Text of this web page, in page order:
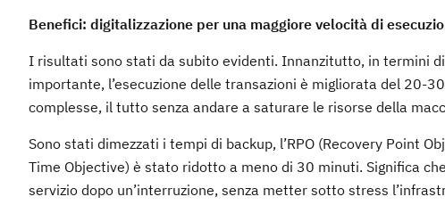
Benefici: digitalizzazione per una maggiore velocità di
I risultati sono stati da subito evidenti. Innanzitutto, in termini
importante, l’esecuzione delle transazioni è migliorata del 20-
complesse, il tutto senza andare a saturare le risorse della
Sono stati dimezzati i tempi di backup, l’RPO (Recovery Point
Time Objective) è stato ridotto a meno di 30 minuti. Significa
servizio dopo un’interruzione, senza metter sotto stress